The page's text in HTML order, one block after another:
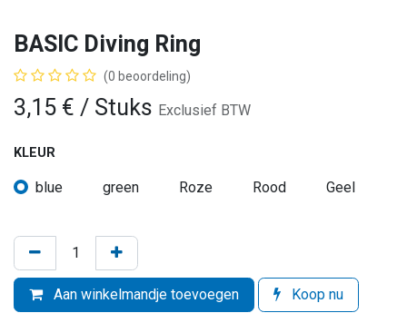
BASIC Diving Ring
(0 beoordeling)
3,15 € / Stuks Exclusief BTW
KLEUR
blue green Roze Rood Geel
Aan winkelmandje toevoegen Koop nu